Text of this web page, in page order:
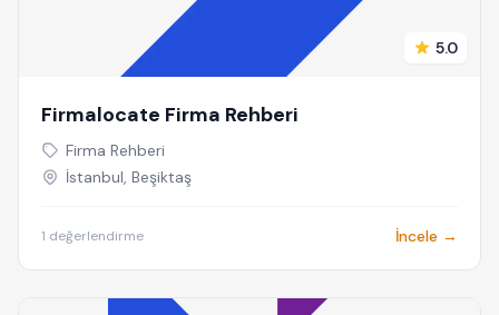
5.0
Firmalocate Firma Rehberi
Firma Rehberi
İstanbul, Beşiktaş
1 değerlendirme İncele →